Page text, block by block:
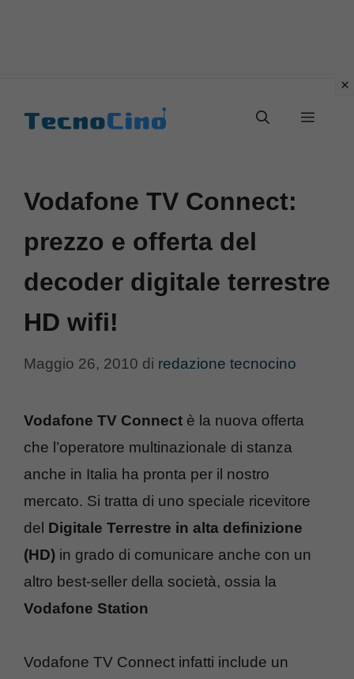
Menu
Vodafone TV Connect:
prezzo e offerta del
decoder digitale terrestre
HD wifi!
Maggio 26, 2010 di redazione tecnocino
Vodafone TV Connect è la nuova offerta
che l’operatore multinazionale di stanza
anche in Italia ha pronta per il nostro
mercato. Si tratta di uno speciale ricevitore
del Digitale Terrestre in alta definizione
(HD) in grado di comunicare anche con un
altro best-seller della società, ossia la
Vodafone Station
Vodafone TV Connect infatti include un